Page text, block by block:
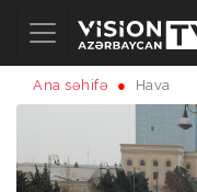
Ana səhifə Hava